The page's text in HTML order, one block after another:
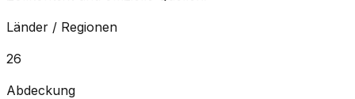
Länder / Regionen
26
Abdeckung